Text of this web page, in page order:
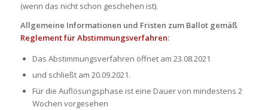
(wenn das nicht schon geschehen ist).
Allgemeine Informationen und Fristen zum Ballot gemäß
Reglement für Abstimmungsverfahren:
Das Abstimmungsverfahren öffnet am 23.08.2021
und schließt am 20.09.2021.
Für die Auflösungsphase ist eine Dauer von mindestens 2
Wochen vorgesehen